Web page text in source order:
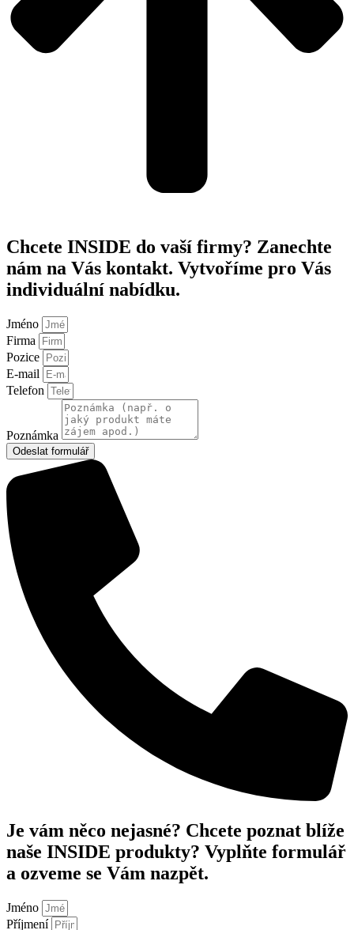
Chcete INSIDE do vaší firmy? Zanechte
nám na Vás kontakt. Vytvoříme pro Vás
individuální nabídku.
Jméno
Firma
Pozice
E-mail
Telefon
Poznámka
Odeslat formulář
Je vám něco nejasné? Chcete poznat blíže
naše INSIDE produkty? Vyplňte formulář
a ozveme se Vám nazpět.
Jméno
Příjmení